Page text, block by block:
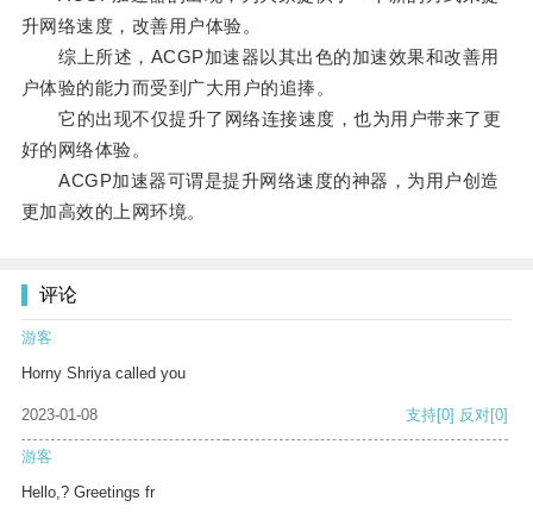
升网络速度，改善用户体验。
综上所述，ACGP加速器以其出色的加速效果和改善用
户体验的能力而受到广大用户的追捧。
它的出现不仅提升了网络连接速度，也为用户带来了更
好的网络体验。
ACGP加速器可谓是提升网络速度的神器，为用户创造
更加高效的上网环境。
评论
游客
Horny Shriya called you
2023-01-08 支持[0] 反对[0]
游客
Hello,? Greetings fr